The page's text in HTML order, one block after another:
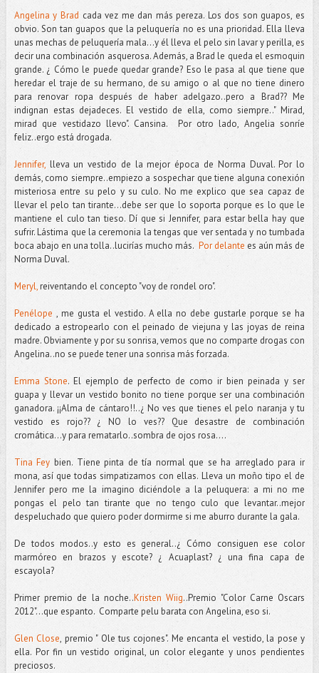
Angelina y Brad cada vez me dan más pereza. Los dos son guapos, es
obvio. Son tan guapos que la peluquería no es una prioridad. Ella lleva
unas mechas de peluquería mala...y él lleva el pelo sin lavar y perilla, es
decir una combinación asquerosa. Además, a Brad le queda el esmoquin
grande. ¿ Cómo le puede quedar grande? Eso le pasa al que tiene que
heredar el traje de su hermano, de su amigo o al que no tiene dinero
para renovar ropa después de haber adelgazo..pero a Brad?? Me
indignan estas dejadeces. El vestido de ella, como siempre.." Mirad,
mirad que vestidazo llevo". Cansina. Por otro lado, Angelia sonríe
feliz..ergo está drogada.
Jennifer,lleva un vestido de la mejor época de Norma Duval. Por lo
demás, como siempre..empiezo a sospechar que tiene alguna conexión
misteriosa entre su pelo y su culo. No me explico que sea capaz de
llevar el pelo tan tirante...debe ser que lo soporta porque es lo que le
mantiene el culo tan tieso. Dí que si Jennifer, para estar bella hay que
sufrir. Lástima que la ceremonia la tengas que ver sentada y no tumbada
boca abajo en una tolla..lucirías mucho más. Por delante es aún más de
Norma Duval.
Meryl,reiventando el concepto "voy de rondel oro".
Penélope , me gusta el vestido. A ella no debe gustarle porque se ha
dedicado a estropearlo con el peinado de viejuna y las joyas de reina
madre. Obviamente y por su sonrisa, vemos que no comparte drogas con
Angelina..no se puede tener una sonrisa más forzada.
Emma Stone. El ejemplo de perfecto de como ir bien peinada y ser
guapa y llevar un vestido bonito no tiene porque ser una combinación
ganadora. ¡¡Alma de cántaro!!..¿ No ves que tienes el pelo naranja y tu
vestido es rojo?? ¿ NO lo ves?? Que desastre de combinación
cromática...y para rematarlo..sombra de ojos rosa....
Tina Fey bien. Tiene pinta de tía normal que se ha arreglado para ir
mona, así que todas simpatizamos con ellas. Lleva un moño tipo el de
Jennifer pero me la imagino diciéndole a la peluquera: a mi no me
pongas el pelo tan tirante que no tengo culo que levantar..mejor
despeluchado que quiero poder dormirme si me aburro durante la gala.
De todos modos..y esto es general..¿ Cómo consiguen ese color
marmóreo en brazos y escote? ¿ Acuaplast? ¿ una fina capa de
escayola?
Primer premio de la noche..Kristen Wiig..Premio "Color Carne Oscars
2012"...que espanto. Comparte pelu barata con Angelina, eso si.
Glen Close, premio " Ole tus cojones". Me encanta el vestido, la pose y
ella. Por fin un vestido original, un color elegante y unos pendientes
preciosos.